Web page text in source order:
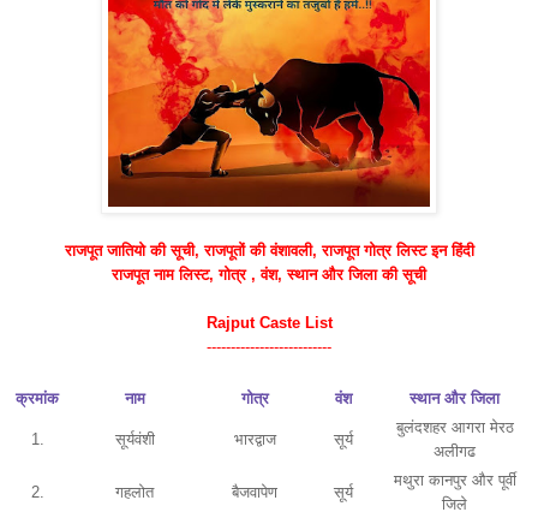
राजपूत जातियो की सूची, राजपूतों की वंशावली, राजपूत गोत्र लिस्ट इन हिंदी
राजपूत नामलिस्ट, गोत्र , वंश, स्थान और जिला की सूची
Rajput Caste List
--------------------------
क्रमांक नाम गोत्र वंश स्थान और जिला
1. सूर्यवंशी भारद्वाज सूर्य
बुलंदशहर आगरा मेरठ
अलीगढ
2. गहलोत बैजवापेण सूर्य
मथुरा कानपुर और पूर्वी
जिले